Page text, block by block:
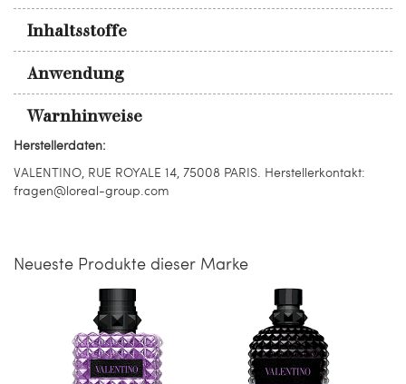
Inhaltsstoffe
Anwendung
Warnhinweise
Herstellerdaten:
VALENTINO, RUE ROYALE 14, 75008 PARIS. Herstellerkontakt:
fragen@loreal-group.com
Neueste Produkte dieser Marke